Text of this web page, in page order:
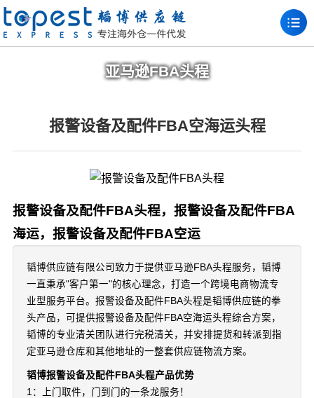
亚马逊FBA头程
报警设备及配件FBA空海运头程
报警设备及配件FBA头程，报警设备及配件FBA
海运，报警设备及配件FBA空运
韬博供应链有限公司致力于提供亚马逊FBA头程服务，韬博
一直秉承"客户第一"的核心理念，打造一个跨境电商物流专
业型服务平台。报警设备及配件FBA头程是韬博供应链的拳
头产品，可提供报警设备及配件FBA空海运头程综合方案，
韬博的专业清关团队进行完税清关，并安排提货和转派到指
定亚马逊仓库和其他地址的一整套供应链物流方案。
韬博报警设备及配件FBA头程产品优势
1：上门取件，门到门的一条龙服务！